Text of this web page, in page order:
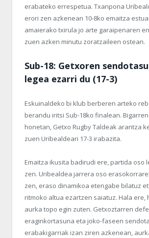
erabateko errespetua. Txanpona
erori zen azkenean 10-8ko emaitza
amaierako txirula jo arte garaipenaren
zuen azken minutu zoratzaileen ostean.
Sub-18: Getxoren
legea ezarri du (17-3)
Eskuinaldeko bi klub berberen arteko
berandu iritsi Sub-18ko finalean.
honetan, Getxo Rugby Taldeak arantza
zuen Uribealdeari 17-3 irabazita.
Emaitza ikusita badirudi ere, partida oso
zen. Uribealdea jarrera oso
zen, eraso dinamikoa etengabe bilatuz
ritmoko altua ezartzen saiatuz. Hala ere,
aurka topo egin zuten. Getxoztarren
eraginkortasuna eta joko-faseen
erabakigarriak izan ziren azkenean,